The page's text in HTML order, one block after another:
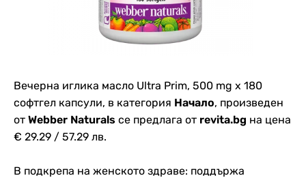
Вечерна иглика масло Ultra Prim, 500 mg х 180
софтгел капсули, в категория Начало, произведен
от Webber Naturals се предлага от revita.bg на цена
€ 29.29 / 57.29 лв.
В подкрепа на женското здраве: поддържа